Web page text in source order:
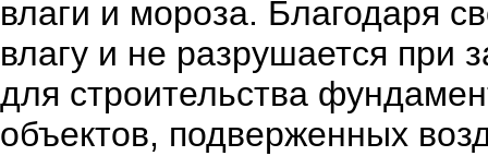
влаги и мороза. Благодаря
влагу и не разрушается при
для строительства
объектов, подверженных